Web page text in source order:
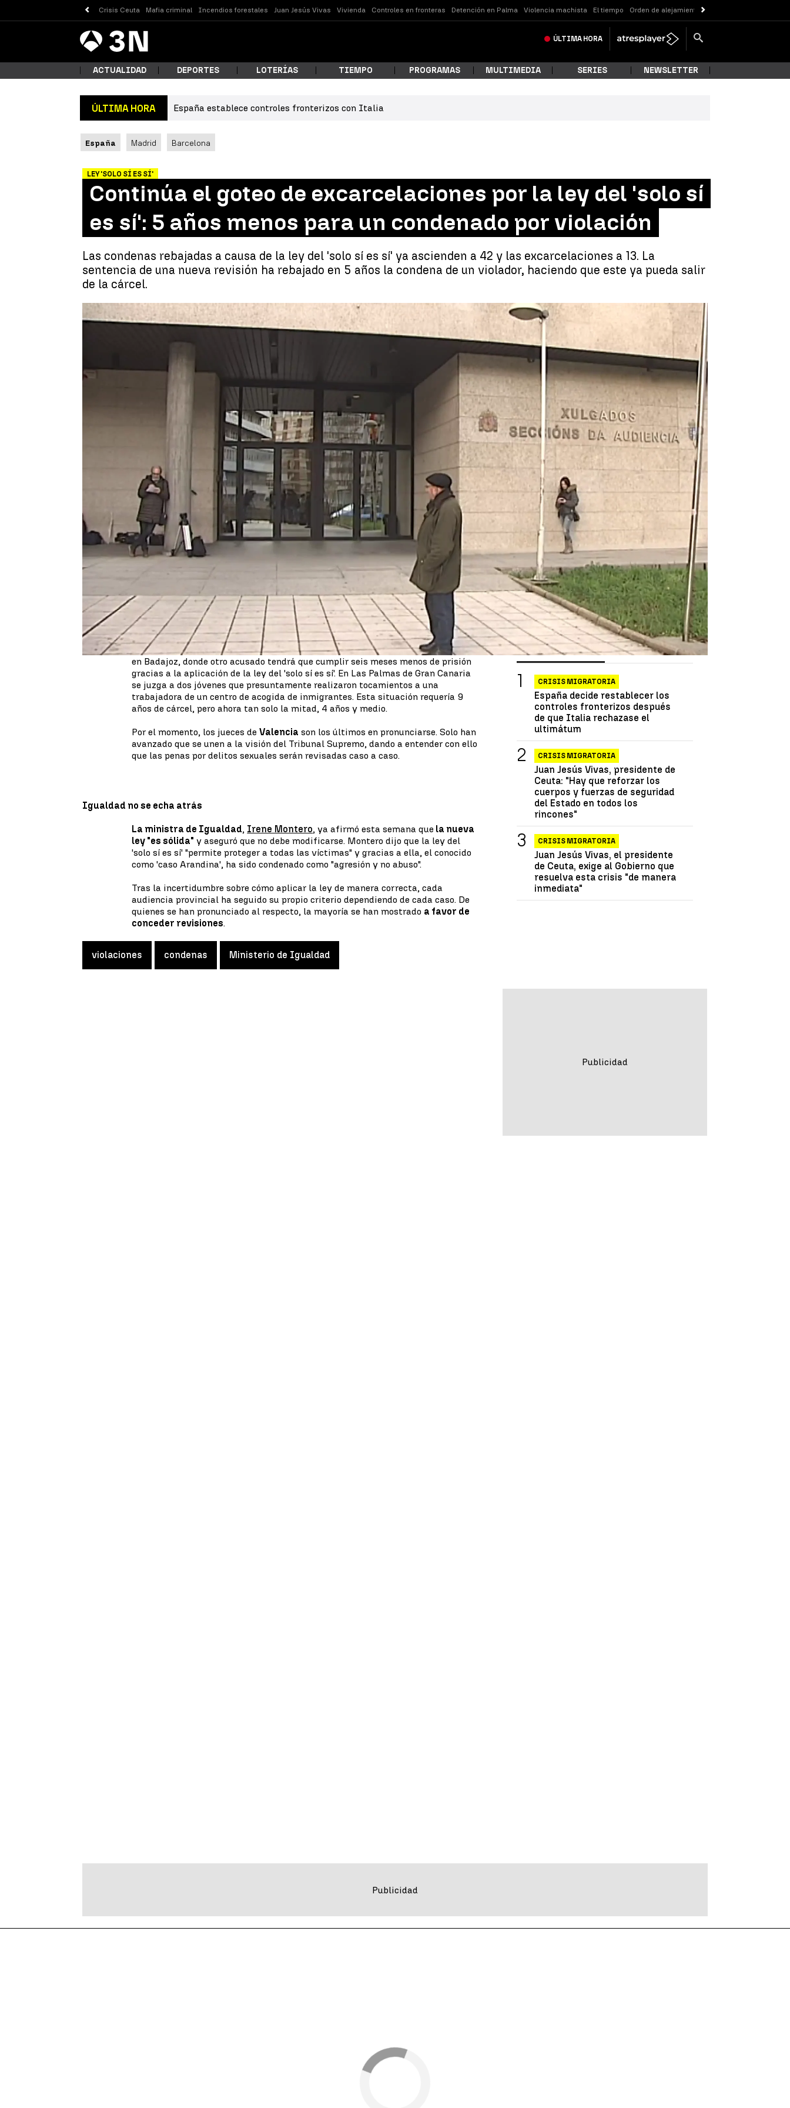
Crisis Ceuta Mafia criminal Incendios forestales Juan Jesús Vivas Vivienda Controles en fronteras Detención en Palma Violencia machista El tiempo Orden de alejamiento
Antena
3 Noticias ÚLTIMA HORA
ACTUALIDAD DEPORTES LOTERÍAS TIEMPO PROGRAMAS MULTIMEDIA SERIES NEWSLETTER
ÚLTIMA HORA España establece controles fronterizos con Italia
España Madrid Barcelona
LEY 'SOLO SÍ ES SÍ'
Continúa el goteo de excarcelaciones por la ley del 'solo sí
es sí': 5 años menos para un condenado por violación
Las condenas rebajadas a causa de la ley del 'solo sí es sí' ya ascienden a 42 y las excarcelaciones a 13. La
sentencia de una nueva revisión ha rebajado en 5 años la condena de un violador, haciendo que este ya pueda salir
de la cárcel.
Ascienden a 42 las condenas rebajadas a causa de la ley del 'solo sí es sí' | Antena 3 Noticias
Estíbaliz González
02 de diciembre de 2022, 16:31 WhatsappFacebook
X Linkedin
La incertidumbre sigue ahí con la aplicación de laley del 'solo sí es sí'
Mientras, cada comunidad autónoma toma las decisiones que ve correctas. La
última rebaja de condena ha tenido lugar en Vigo. Uncondenado por violación
que ya llevaba cumpliendo pena 11 años ha salidoen libertad tras la revisión de
y el dictamen de una nueva sentencia. Le quedaba tan solo un año
para cumplir con la pena mínima de la antigua ley, pero la nueva ha rebajado el
total de 12 años a 7.
Con este caso ya son13 las excarcelaciones y 42 las revisiones de condenas.
A esto se le suman también las nuevas sentencias. Una de ellas se ha suavizado
en Badajoz, donde otro acusado tendrá que cumplir seis meses menos de prisión
gracias a la aplicación de la ley del 'solo sí es sí'. En Las Palmas de Gran Canaria
se juzga a dos jóvenes que presuntamente realizaron tocamientos a una
trabajadora de un centro de acogida de inmigrantes. Esta situación requería 9
años de cárcel, pero ahora tan solo la mitad, 4 años y medio.
Por el momento, los jueces deValencia son los últimos en pronunciarse. Solo han
avanzado que se unen a la visión del Tribunal Supremo, dando a entender con ello
que las penas por delitos sexuales serán revisadas caso a caso.
Igualdad no se echa atrás
La ministra de Igualdad, Irene Montero, ya afirmó esta semana que la nueva
ley "es sólida" y aseguró que no debe modificarse. Montero dijo que la ley del
'solo sí es sí' "permite proteger a todas las víctimas" y gracias a ella, el conocido
como 'caso Arandina', ha sido condenado como "agresión y no abuso".
Tras la incertidumbre sobre cómo aplicar la ley de manera correcta, cada
audiencia provincial ha seguido su propio criterio dependiendo de cada caso. De
quienes se han pronunciado al respecto, la mayoría se han mostrado a favor de
conceder revisiones.
violaciones condenas Ministerio de Igualdad
Las más vistas Lo último
CRISIS MIGRATORIA
España decide restablecer los
controles fronterizos después
de que Italia rechazase el
ultimátum
CRISIS MIGRATORIA
Juan Jesús Vivas, presidente de
Ceuta: "Hay que reforzar los
cuerpos y fuerzas de seguridad
del Estado en todos los
rincones"
CRISIS MIGRATORIA
Juan Jesús Vivas, el presidente
de Ceuta, exige al Gobierno que
resuelva esta crisis "de manera
inmediata"